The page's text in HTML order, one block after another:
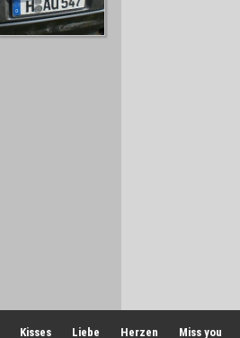
Kisses Liebe Herzen Miss you